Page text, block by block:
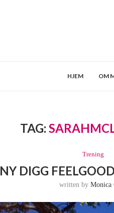
HJEM OM
TAG:
Trening
NY DIGG
written byMonica